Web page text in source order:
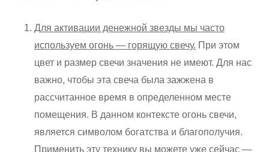
Для активации денежной звезды мы часто
используем огонь — горящую свечу. При этом
цвет и размер свечи значения не имеют. Для нас
важно, чтобы эта свеча была зажжена в
рассчитанное время в определенном месте
помещения. В данном контексте огонь свечи,
является символом богатства и благополучия.
Применить эту технику вы можете уже сейчас —